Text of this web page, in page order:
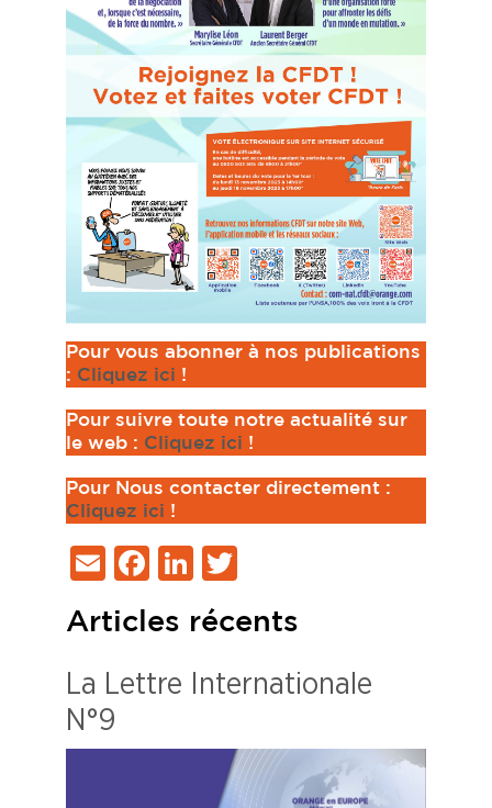
Pour vous abonner à nos publications
: Cliquez ici !
Pour suivre toute notre actualité sur
le web : Cliquez ici !
Pour Nous contacter directement :
Cliquez ici !
EmailFacebook
LinkedIn
Articles récents
La Lettre Internationale
N°9